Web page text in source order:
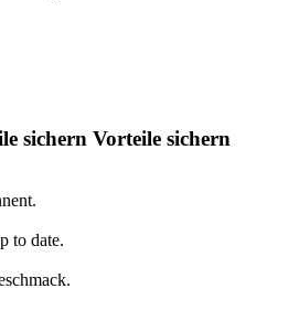
sichern Vorteile sichern
to date.